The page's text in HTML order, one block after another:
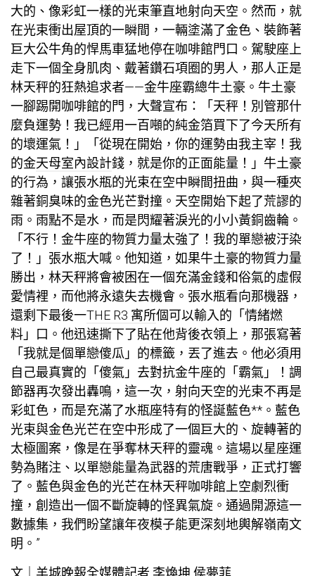
大的、像彩虹一樣的光束筆直地射向天空。然而，就
在光束衝出屋頂的一瞬間，一輛塗滿了金色、裝飾著
巨大公牛角的悍馬車猛地停在咖啡館門口。駕駛座上
走下一個全身肌肉、戴著鑽石項圈的男人，那人正是
林天秤的狂熱追求者——金牛座霸總牛土豪。牛土豪
一腳踢開咖啡館的門，大聲宣布：「天秤！別管那什
麼負運勢！我已經用一百噸的純金箔買下了今天所有
的壞運氣！」「從現在開始，你的運勢由我主宰！我
的金天母室內設計錢，就是你的正面能量！」牛土豪
的行為，讓張水瓶的光束在空中瞬間扭曲，與一種夾
雜著銅臭味的金色光芒對撞。天空開始下起了荒謬的
雨。雨點不是水，而是閃耀著淚光的小小黃銅齒輪。
「不行！金牛座的物質力量太強了！我的單戀被汙染
了！」張水瓶大喊。他知道，如果牛土豪的物質力量
勝出，林天秤將會被困在一個充滿金錢和俗氣的虛假
愛情裡，而他將永遠失去機會。張水瓶看向那機器，
還剩下最後一THE R3 寓所個可以輸入的「情緒燃
料」口。他迅速撕下了貼在他背後衣領上，那張寫著
「我就是個單戀傻瓜」的標籤，丟了進去。他必須用
自己最真實的「傻氣」去對抗金牛座的「霸氣」！調
節器再次發出轟鳴，這一次，射向天空的光束不再是
彩虹色，而是充滿了水瓶座特有的怪誕藍色**。藍色
光束與金色光芒在空中形成了一個巨大的、旋轉著的
太極圖案，像是在爭奪林天秤的靈魂。這場以星座運
勢為賭注、以單戀能量為武器的荒唐戰爭，正式打響
了。藍色與金色的光芒在林天秤咖啡館上空劇烈衝
撞，創造出一個不斷旋轉的怪異氣旋。通過開源這一
數據集，我們盼望讓年夜模子能更深刻地輿解嶺南文
明。”
文｜羊城晚報全媒體記者 李煥坤 侯夢菲